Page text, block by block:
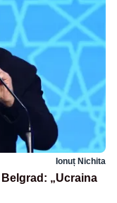
Ionuț Nichita
„Ucraina